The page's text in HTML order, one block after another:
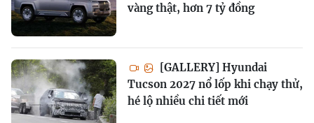
vàng thật, hơn 7 tỷ đồng
[GALLERY] Hyundai
Tucson 2027 nổ lốp khi chạy thử,
hé lộ nhiều chi tiết mới